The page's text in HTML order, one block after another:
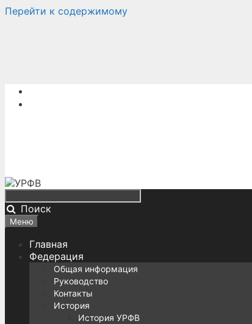
Перейти к содержимому
Поиск
Меню
Главная
Федерация
Общая информация
Руководство
Контакты
История
История УРФВ